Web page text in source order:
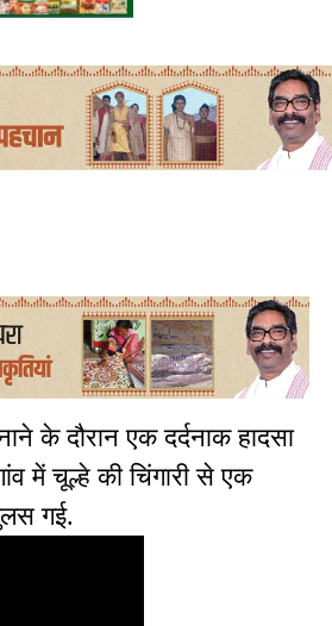
के दौरान एक दर्दनाक हादसा
में चूल्हे की चिंगारी से एक
गई.